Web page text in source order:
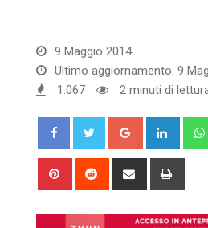
9 Maggio 2014
Ultimo aggiornamento: 9
1.067
2 minuti di
Google+
Pinterest Reddit
Share